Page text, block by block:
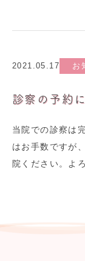
2021.05.17 お
診察の予約
当院での診察は
はお手数ですが
院ください。よ